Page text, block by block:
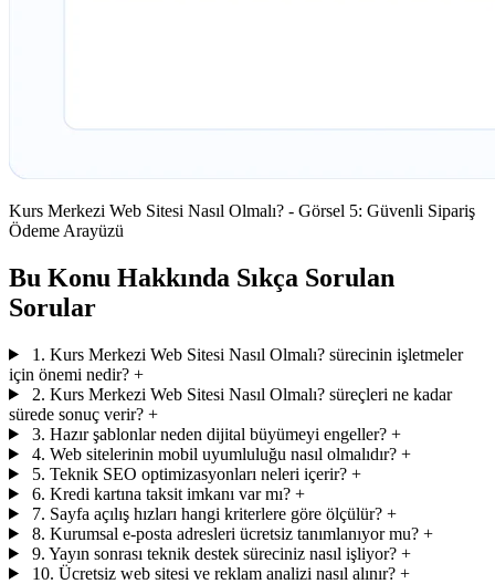
Kurs Merkezi Web Sitesi Nasıl Olmalı? - Görsel 5: Güvenli Sipariş
Ödeme Arayüzü
Bu Konu Hakkında Sıkça Sorulan
Sorular
1. Kurs Merkezi Web Sitesi Nasıl Olmalı? sürecinin işletmeler
için önemi nedir? +
2. Kurs Merkezi Web Sitesi Nasıl Olmalı? süreçleri ne kadar
sürede sonuç verir? +
3. Hazır şablonlar neden dijital büyümeyi engeller? +
4. Web sitelerinin mobil uyumluluğu nasıl olmalıdır? +
5. Teknik SEO optimizasyonları neleri içerir? +
6. Kredi kartına taksit imkanı var mı? +
7. Sayfa açılış hızları hangi kriterlere göre ölçülür? +
8. Kurumsal e-posta adresleri ücretsiz tanımlanıyor mu? +
9. Yayın sonrası teknik destek süreciniz nasıl işliyor? +
10. Ücretsiz web sitesi ve reklam analizi nasıl alınır? +